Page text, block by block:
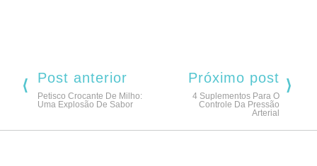
Post anterior
Petisco Crocante De Milho:
Uma Explosão De Sabor
Próximo post
4 Suplementos Para O
Controle Da Pressão
Arterial